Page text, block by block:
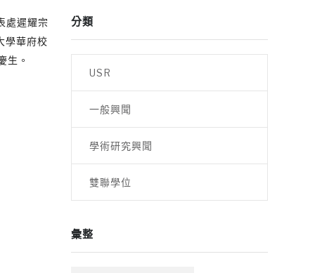
處遲耀宗
學華府校
生。
分類
USR
一般興聞
學術研究興聞
雙聯學位
彙整